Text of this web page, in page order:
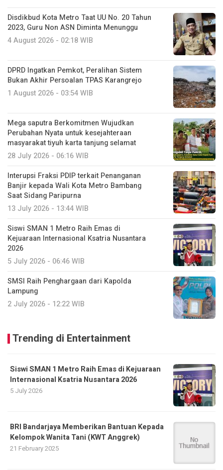
Disdikbud Kota Metro Taat UU No. 20 Tahun
2023, Guru Non ASN Diminta Menunggu
4 August 2026 - 02:18 WIB
DPRD Ingatkan Pemkot, Peralihan Sistem
Bukan Akhir Persoalan TPAS Karangrejo
1 August 2026 - 03:54 WIB
Mega saputra Berkomitmen Wujudkan
Perubahan Nyata untuk kesejahteraan
masyarakat tiyuh karta tanjung selamat
28 July 2026 - 06:16 WIB
Interupsi Fraksi PDIP terkait Penanganan
Banjir kepada Wali Kota Metro Bambang
Saat Sidang Paripurna
13 July 2026 - 13:44 WIB
Siswi SMAN 1 Metro Raih Emas di
Kejuaraan Internasional Ksatria Nusantara
2026
5 July 2026 - 06:46 WIB
SMSI Raih Penghargaan dari Kapolda
Lampung
2 July 2026 - 12:22 WIB
Trending di Entertainment
Siswi SMAN 1 Metro Raih Emas di Kejuaraan
Internasional Ksatria Nusantara 2026
5 July 2026
BRI Bandarjaya Memberikan Bantuan Kepada
Kelompok Wanita Tani (KWT Anggrek)
21 February 2025